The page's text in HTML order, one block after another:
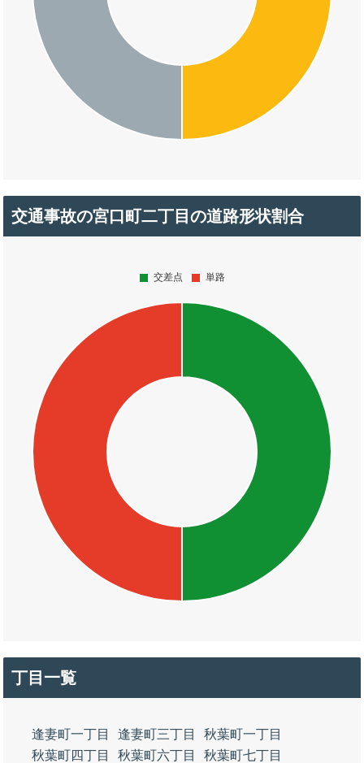
交通事故の宮口町二丁目の道路形状割合
丁目一覧
逢妻町一丁目 逢妻町三丁目
秋葉町一丁目
秋葉町四丁目
秋葉町六丁目
秋葉町七丁目